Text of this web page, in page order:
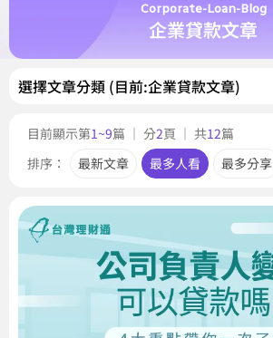
Corporate-Loan-Blog
企業貸款文章
選擇文章分類 (目前:企業貸款文章)
目前顯示第1~9篇 ｜ 分2頁 ｜ 共12篇
排序：
最新文章 最多人看 最多分享